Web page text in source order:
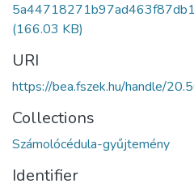
(166.03 KB)
URI
https://bea.fszek.hu/handle/
Collections
Számolócédula-gyűjtemény
Identifier